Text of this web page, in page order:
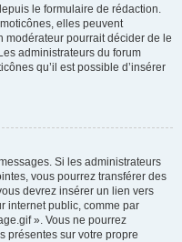
le formulaire de rédaction.
elles peuvent
modérateur pourrait décider de le
administrateurs du forum
qu’il est possible d’insérer
Si les administrateurs
vous pourrez transférer des
devrez insérer un lien vers
internet public, comme par
». Vous ne pourrez
présentes sur votre propre